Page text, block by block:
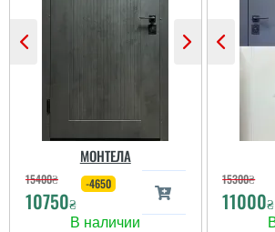
МОНТЕЛА
15400₴
10750₴
-4650 15300₴
11000₴